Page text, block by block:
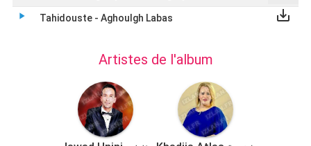
play_arrow Tahidouste - Aghoulgh Labas save_alt
Artistes de l'album